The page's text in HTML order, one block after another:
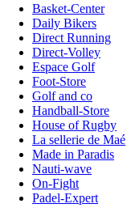
Basket-Center
Daily Bikers
Direct Running
Direct-Volley
Espace Golf
Foot-Store
Golf and co
Handball-Store
House of Rugby
La sellerie de Maé
Made in Paradis
Nauti-wave
On-Fight
Padel-Expert